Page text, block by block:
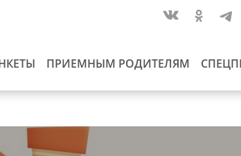
ПРИЕМНЫМ РОДИТЕЛЯМ